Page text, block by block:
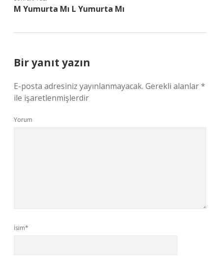
M Yumurta Mı L Yumurta Mı
Bir yanıt yazın
E-posta adresiniz yayınlanmayacak. Gerekli alanlar*
ile işaretlenmişlerdir
Yorum
İsim*